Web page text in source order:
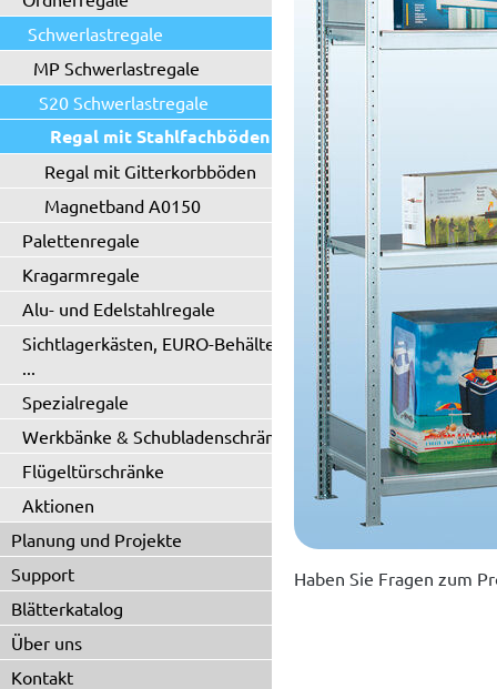
Schwerlastregale
MP Schwerlastregale
S20 Schwerlastregale
Regal mit Stahlfachböden
Regal mit Gitterkorbböden
Magnetband A0150
Palettenregale
Kragarmregale
Alu- und Edelstahlregale
Sichtlagerkästen, EURO-Behälter
...
Spezialregale
Werkbänke & Schubladenschränke
Flügeltürschränke
Aktionen
Planung und Projekte
Support
Blätterkatalog
Über uns
Kontakt
Haben Sie Fragen zum